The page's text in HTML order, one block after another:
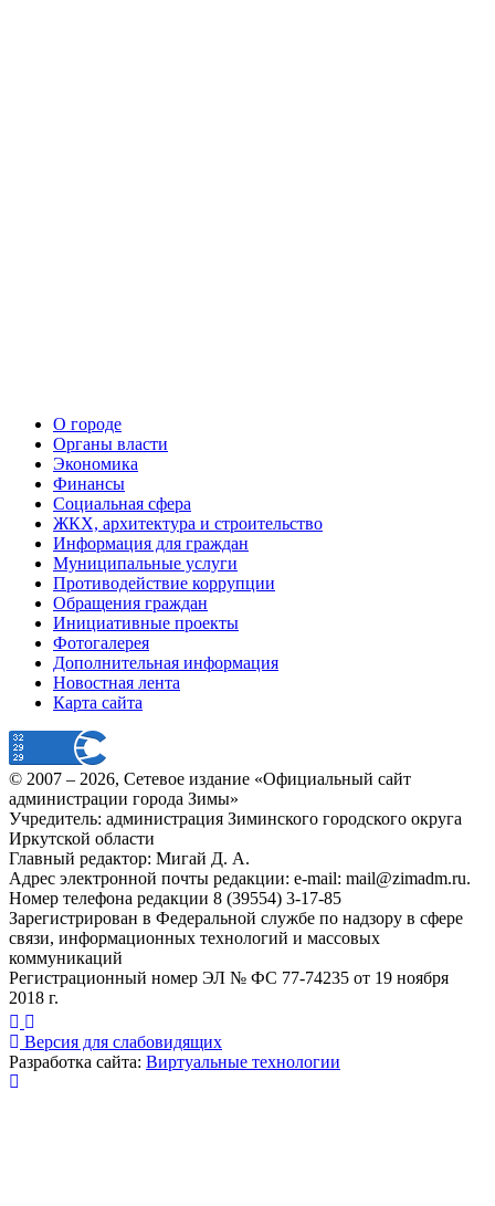
О городе
Органы власти
Экономика
Финансы
Социальная сфера
ЖКХ, архитектура и строительство
Информация для граждан
Муниципальные услуги
Противодействие коррупции
Обращения граждан
Инициативные проекты
Фотогалерея
Дополнительная информация
Новостная лента
Карта сайта
© 2007 – 2026, Сетевое издание «Официальный сайт
администрации города Зимы»
Учредитель: администрация Зиминского городского округа
Иркутской области
Главный редактор: Мигай Д. А.
Адрес электронной почты редакции: e-mail: mail@zimadm.ru.
Номер телефона редакции 8 (39554) 3-17-85
Зарегистрирован в Федеральной службе по надзору в сфере
связи, информационных технологий и массовых
коммуникаций
Регистрационный номер ЭЛ № ФС 77-74235 от 19 ноября
2018 г.
Версия для слабовидящих
Разработка сайта: Виртуальные технологии